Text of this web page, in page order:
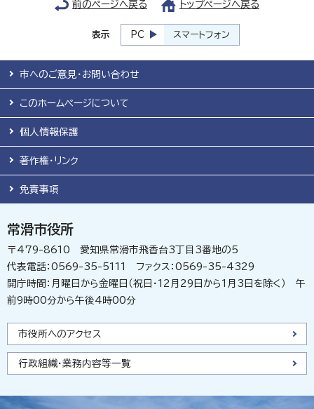
前のページへ戻る トップページへ戻る
表示 PC スマートフォン
市へのご意見・お問い合わせ
このホームページについて
個人情報保護
著作権・リンク
免責事項
常滑市役所
〒479-8610 愛知県常滑市飛香台3丁目3番地の5
代表電話：0569-35-5111 ファクス：0569-35-4329
開庁時間：月曜日から金曜日（祝日・12月29日から1月3日を除く） 午
前9時00分から午後4時00分
市役所へのアクセス
行政組織・業務内容等一覧